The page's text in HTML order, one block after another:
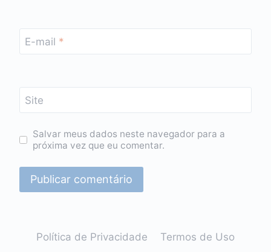
E-mail *
Site
Salvar meus dados neste navegador para a
próxima vez que eu comentar.
Política de Privacidade Termos de Uso